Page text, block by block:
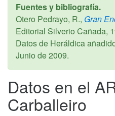
Fuentes y bibliografía.
Otero Pedrayo, R., Gran
Editorial Silverio Cañada,
Datos de Heráldica
Junio de 2009.
Datos en el
Carballeiro